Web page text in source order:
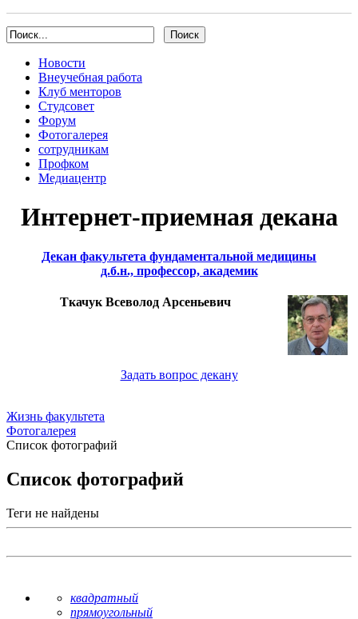
Новости
Внеучебная работа
Клуб менторов
Студсовет
Форум
Фотогалерея
сотрудникам
Профком
Медиацентр
Интернет-приемная декана
Декан факультета фундаментальной медицины
д.б.н., профессор, академик
Ткачук Всеволод Арсеньевич
Задать вопрос декану
Жизнь факультета
Фотогалерея
Список фотографий
Список фотографий
Теги не найдены
квадратный
прямоугольный